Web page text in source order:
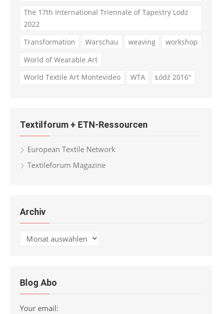
The 17th International Triennale of Tapestry Lodz
2022
Transformation
Warschau weaving
workshop
World of Wearable Art
World Textile Art Montevideo
WTA Łódź 2016"
Textilforum + ETN-Ressourcen
European Textile Network
Textileforum Magazine
Archiv
Archiv
Blog Abo
Your email: